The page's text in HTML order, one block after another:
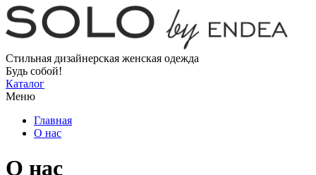
Стильная дизайнерская женская одежда
Будь собой!
Каталог
Меню
Главная
О нас
О нас